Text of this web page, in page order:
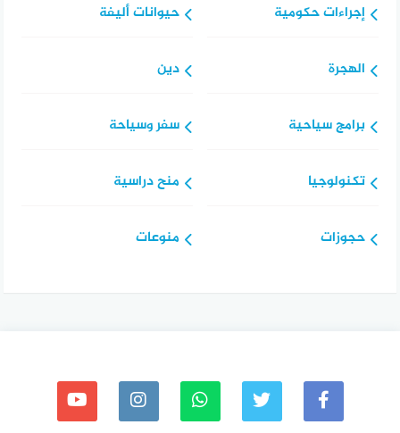
إجراءات حكومية
الهجرة
برامج سياحية
تكنولوجيا
حجوزات
حيوانات أليفة
دين
سفر وسياحة
منح دراسية
منوعات